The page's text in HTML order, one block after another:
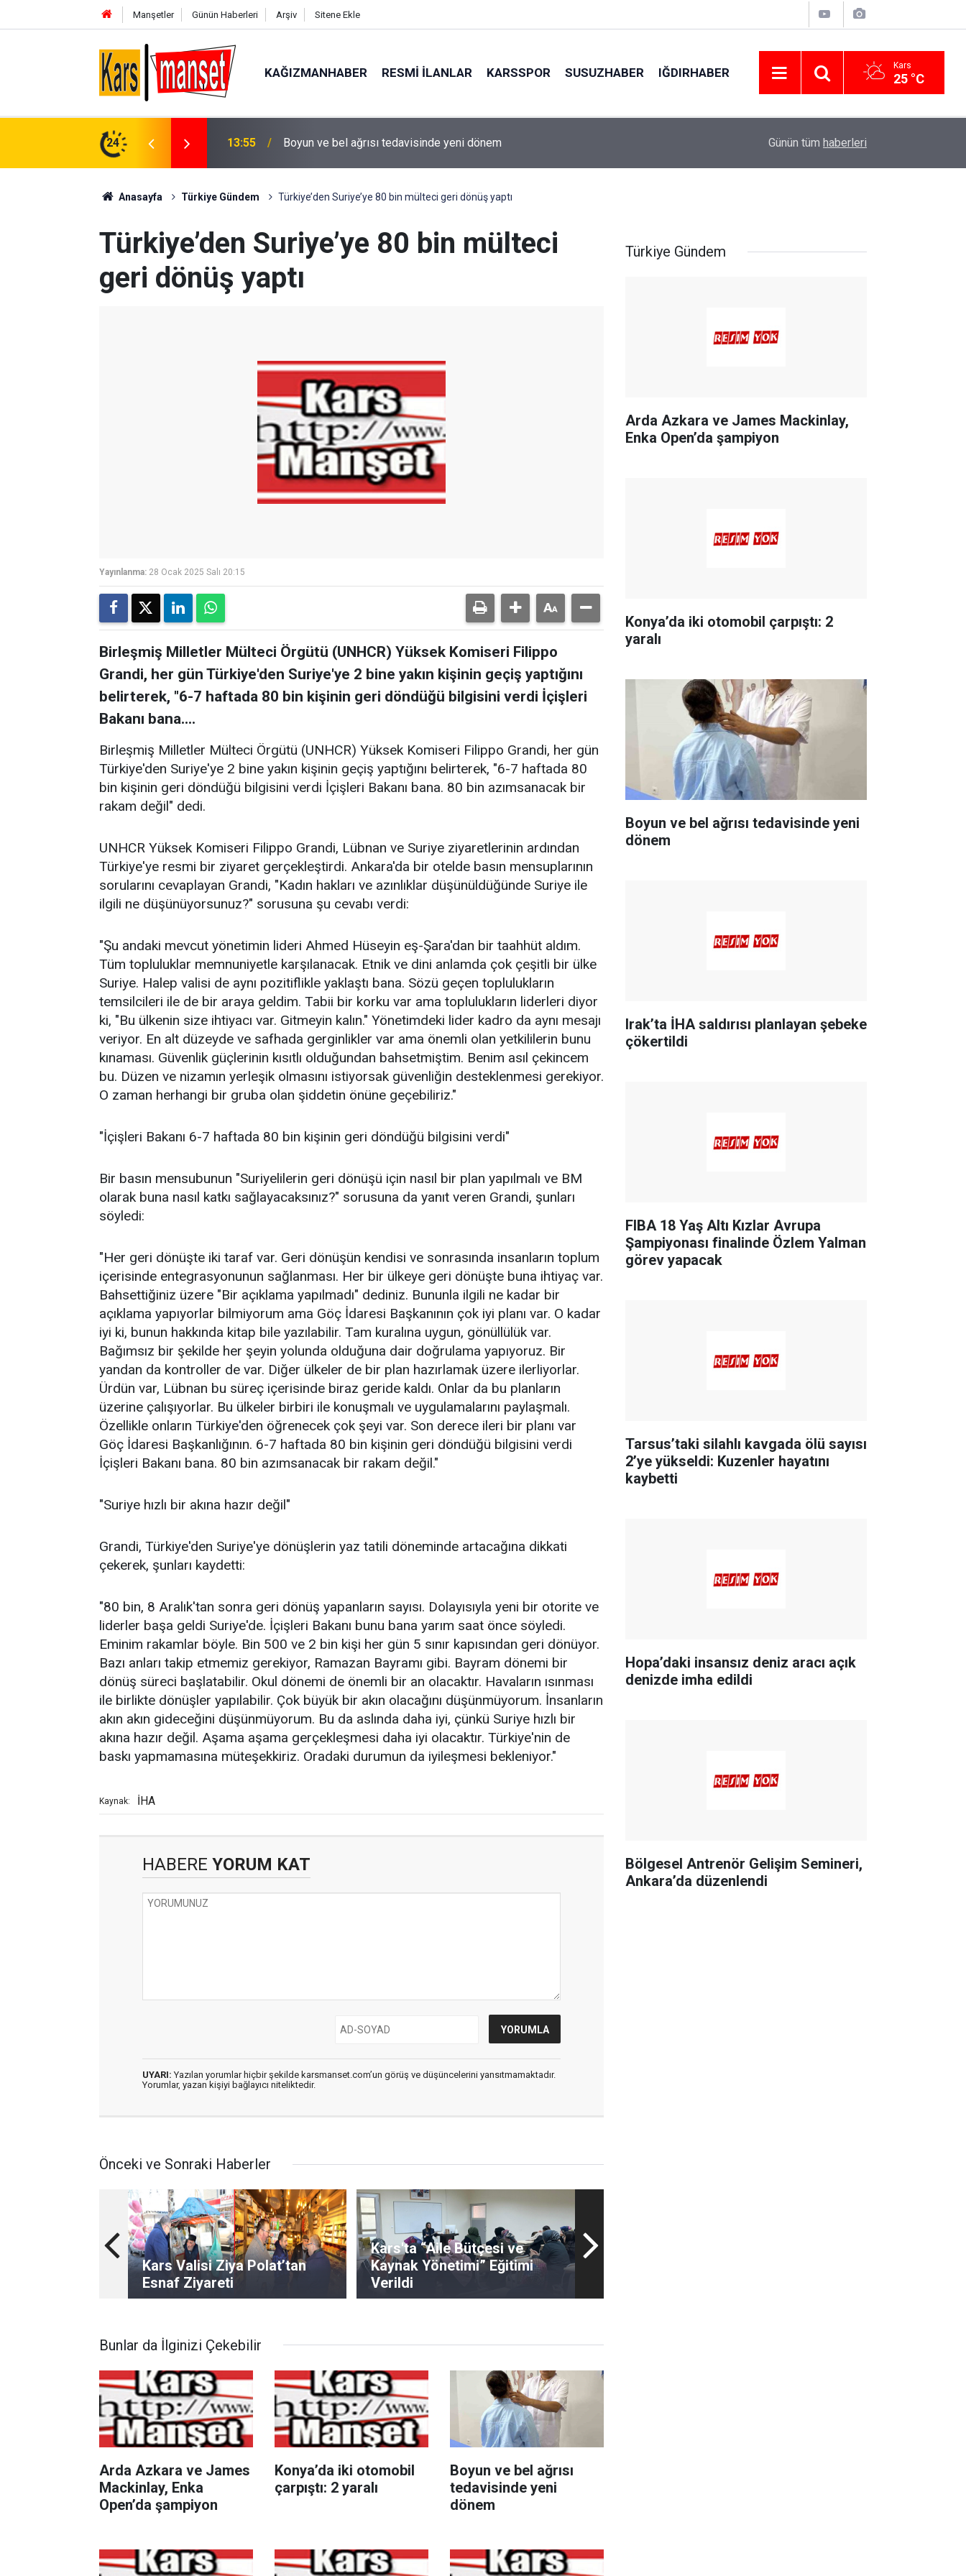
Manşetler Günün Haberleri Arşiv Sitene Ekle
KAĞIZMANHABER RESMI İLANLAR KARSSPOR SUSUZHABER IĞDIRHABER Kars
25 °C
24 13:55 Irak’ta İHA saldırısı planlayan şebeke çökertildi Günün tüm haberleri
Anasayfa Türkiye Gündem Türkiye’den Suriye’ye 80 bin mülteci geri dönüş yaptı
Türkiye’den Suriye’ye 80 bin mülteci
geri dönüş yaptı
Yayınlanma: 28 Ocak 2025 Salı 20:15
Birleşmiş Milletler Mülteci Örgütü (UNHCR) Yüksek Komiseri Filippo
Grandi, her gün Türkiye'den Suriye'ye 2 bine yakın kişinin geçiş yaptığını
belirterek, "6-7 haftada 80 bin kişinin geri döndüğü bilgisini verdi İçişleri
Bakanı bana....
Birleşmiş Milletler Mülteci Örgütü (UNHCR) Yüksek Komiseri Filippo Grandi, her gün
Türkiye'den Suriye'ye 2 bine yakın kişinin geçiş yaptığını belirterek, "6-7 haftada 80
bin kişinin geri döndüğü bilgisini verdi İçişleri Bakanı bana. 80 bin azımsanacak bir
rakam değil" dedi.
UNHCR Yüksek Komiseri Filippo Grandi, Lübnan ve Suriye ziyaretlerinin ardından
Türkiye'ye resmi bir ziyaret gerçekleştirdi. Ankara'da bir otelde basın mensuplarının
sorularını cevaplayan Grandi, "Kadın hakları ve azınlıklar düşünüldüğünde Suriye ile
ilgili ne düşünüyorsunuz?" sorusuna şu cevabı verdi:
"Şu andaki mevcut yönetimin lideri Ahmed Hüseyin eş-Şara'dan bir taahhüt aldım.
Tüm topluluklar memnuniyetle karşılanacak. Etnik ve dini anlamda çok çeşitli bir ülke
Suriye. Halep valisi de aynı pozitiflikle yaklaştı bana. Sözü geçen toplulukların
temsilcileri ile de bir araya geldim. Tabii bir korku var ama toplulukların liderleri diyor
ki, "Bu ülkenin size ihtiyacı var. Gitmeyin kalın." Yönetimdeki lider kadro da aynı mesajı
veriyor. En alt düzeyde ve safhada gerginlikler var ama önemli olan yetkililerin bunu
kınaması. Güvenlik güçlerinin kısıtlı olduğundan bahsetmiştim. Benim asıl çekincem
bu. Düzen ve nizamın yerleşik olmasını istiyorsak güvenliğin desteklenmesi gerekiyor.
O zaman herhangi bir gruba olan şiddetin önüne geçebiliriz."
"İçişleri Bakanı 6-7 haftada 80 bin kişinin geri döndüğü bilgisini verdi"
Bir basın mensubunun "Suriyelilerin geri dönüşü için nasıl bir plan yapılmalı ve BM
olarak buna nasıl katkı sağlayacaksınız?" sorusuna da yanıt veren Grandi, şunları
söyledi:
"Her geri dönüşte iki taraf var. Geri dönüşün kendisi ve sonrasında insanların toplum
içerisinde entegrasyonunun sağlanması. Her bir ülkeye geri dönüşte buna ihtiyaç var.
Bahsettiğiniz üzere "Bir açıklama yapılmadı" dediniz. Bununla ilgili ne kadar bir
açıklama yapıyorlar bilmiyorum ama Göç İdaresi Başkanının çok iyi planı var. O kadar
iyi ki, bunun hakkında kitap bile yazılabilir. Tam kuralına uygun, gönüllülük var.
Bağımsız bir şekilde her şeyin yolunda olduğuna dair doğrulama yapıyoruz. Bir
yandan da kontroller de var. Diğer ülkeler de bir plan hazırlamak üzere ilerliyorlar.
Ürdün var, Lübnan bu süreç içerisinde biraz geride kaldı. Onlar da bu planların
üzerine çalışıyorlar. Bu ülkeler birbiri ile konuşmalı ve uygulamalarını paylaşmalı.
Özellikle onların Türkiye'den öğrenecek çok şeyi var. Son derece ileri bir planı var
Göç İdaresi Başkanlığının. 6-7 haftada 80 bin kişinin geri döndüğü bilgisini verdi
İçişleri Bakanı bana. 80 bin azımsanacak bir rakam değil."
"Suriye hızlı bir akına hazır değil"
Grandi, Türkiye'den Suriye'ye dönüşlerin yaz tatili döneminde artacağına dikkati
çekerek, şunları kaydetti:
"80 bin, 8 Aralık'tan sonra geri dönüş yapanların sayısı. Dolayısıyla yeni bir otorite ve
liderler başa geldi Suriye'de. İçişleri Bakanı bunu bana yarım saat önce söyledi.
Eminim rakamlar böyle. Bin 500 ve 2 bin kişi her gün 5 sınır kapısından geri dönüyor.
Bazı anları takip etmemiz gerekiyor, Ramazan Bayramı gibi. Bayram dönemi bir
dönüş süreci başlatabilir. Okul dönemi de önemli bir an olacaktır. Havaların ısınması
ile birlikte dönüşler yapılabilir. Çok büyük bir akın olacağını düşünmüyorum. İnsanların
akın akın gideceğini düşünmüyorum. Bu da aslında daha iyi, çünkü Suriye hızlı bir
akına hazır değil. Aşama aşama gerçekleşmesi daha iyi olacaktır. Türkiye'nin de
baskı yapmamasına müteşekkiriz. Oradaki durumun da iyileşmesi bekleniyor."
Kaynak: İHA
HABERE YORUM KAT
UYARI: Yazılan yorumlar hiçbir şekilde karsmanset.com’un görüş ve düşüncelerini yansıtmamaktadır.
Yorumlar, yazan kişiyi bağlayıcı niteliktedir.
Önceki ve Sonraki Haberler
Kars Valisi Ziya Polat’tan
Esnaf Ziyareti
Kars'ta “Aile Bütçesi ve
Kaynak Yönetimi” Eğitimi
Verildi
Bunlar da İlginizi Çekebilir
Arda Azkara ve James
Mackinlay, Enka
Open’da şampiyon
Konya’da iki otomobil
çarpıştı: 2 yaralı
Boyun ve bel ağrısı
tedavisinde yeni
dönem
Türkiye Gündem
Arda Azkara ve James Mackinlay,
Enka Open’da şampiyon
Konya’da iki otomobil çarpıştı: 2
yaralı
Boyun ve bel ağrısı tedavisinde yeni
dönem
Irak’ta İHA saldırısı planlayan şebeke
çökertildi
FIBA 18 Yaş Altı Kızlar Avrupa
Şampiyonası finalinde Özlem Yalman
görev yapacak
Tarsus’taki silahlı kavgada ölü sayısı
2’ye yükseldi: Kuzenler hayatını
kaybetti
Hopa’daki insansız deniz aracı açık
denizde imha edildi
Bölgesel Antrenör Gelişim Semineri,
Ankara’da düzenlendi